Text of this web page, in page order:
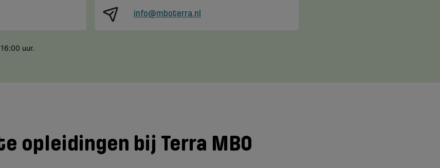
info@mboterra.nl
uur.
opleidingen bij Terra MBO